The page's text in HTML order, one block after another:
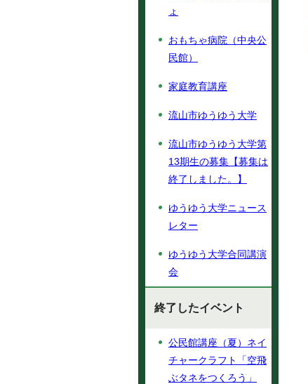
ょ
おもちゃ病院（中央公
民館）
家庭教育講座
流山市ゆうゆう大学
流山市ゆうゆう大学第
13期生の募集【募集は
終了しました。】
ゆうゆう大学ニュース
レター
ゆうゆう大学合同講演
会
終了したイベント
公民館講座（夏）ネイ
チャークラフト「空飛
ぶタネをつくろう」